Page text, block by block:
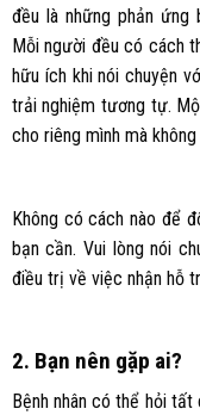
đều là những phản ứng
Mỗi người đều có cách
hữu ích khi nói chuyện
trải nghiệm tương tự.
cho riêng mình mà
Không có cách nào để
bạn cần. Vui lòng nói
điều trị về việc nhận hỗ
2. Bạn nên gặp ai?
Bệnh nhân có thể hỏi